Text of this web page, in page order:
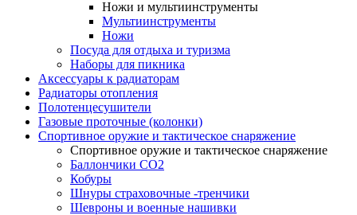
Ножи и мультиинструменты
Мультиинструменты
Ножи
Посуда для отдыха и туризма
Наборы для пикника
Аксессуары к радиаторам
Радиаторы отопления
Полотенцесушители
Газовые проточные (колонки)
Спортивное оружие и тактическое снаряжение
Спортивное оружие и тактическое снаряжение
Баллончики CO2
Кобуры
Шнуры страховочные -тренчики
Шевроны и военные нашивки